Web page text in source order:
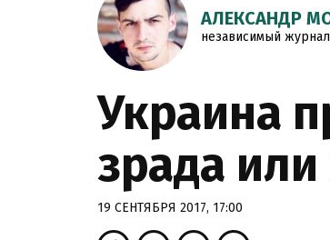
АЛЕКСАНДР
независимый
Украина
зрада
19 СЕНТЯБРЯ 2017, 17:00